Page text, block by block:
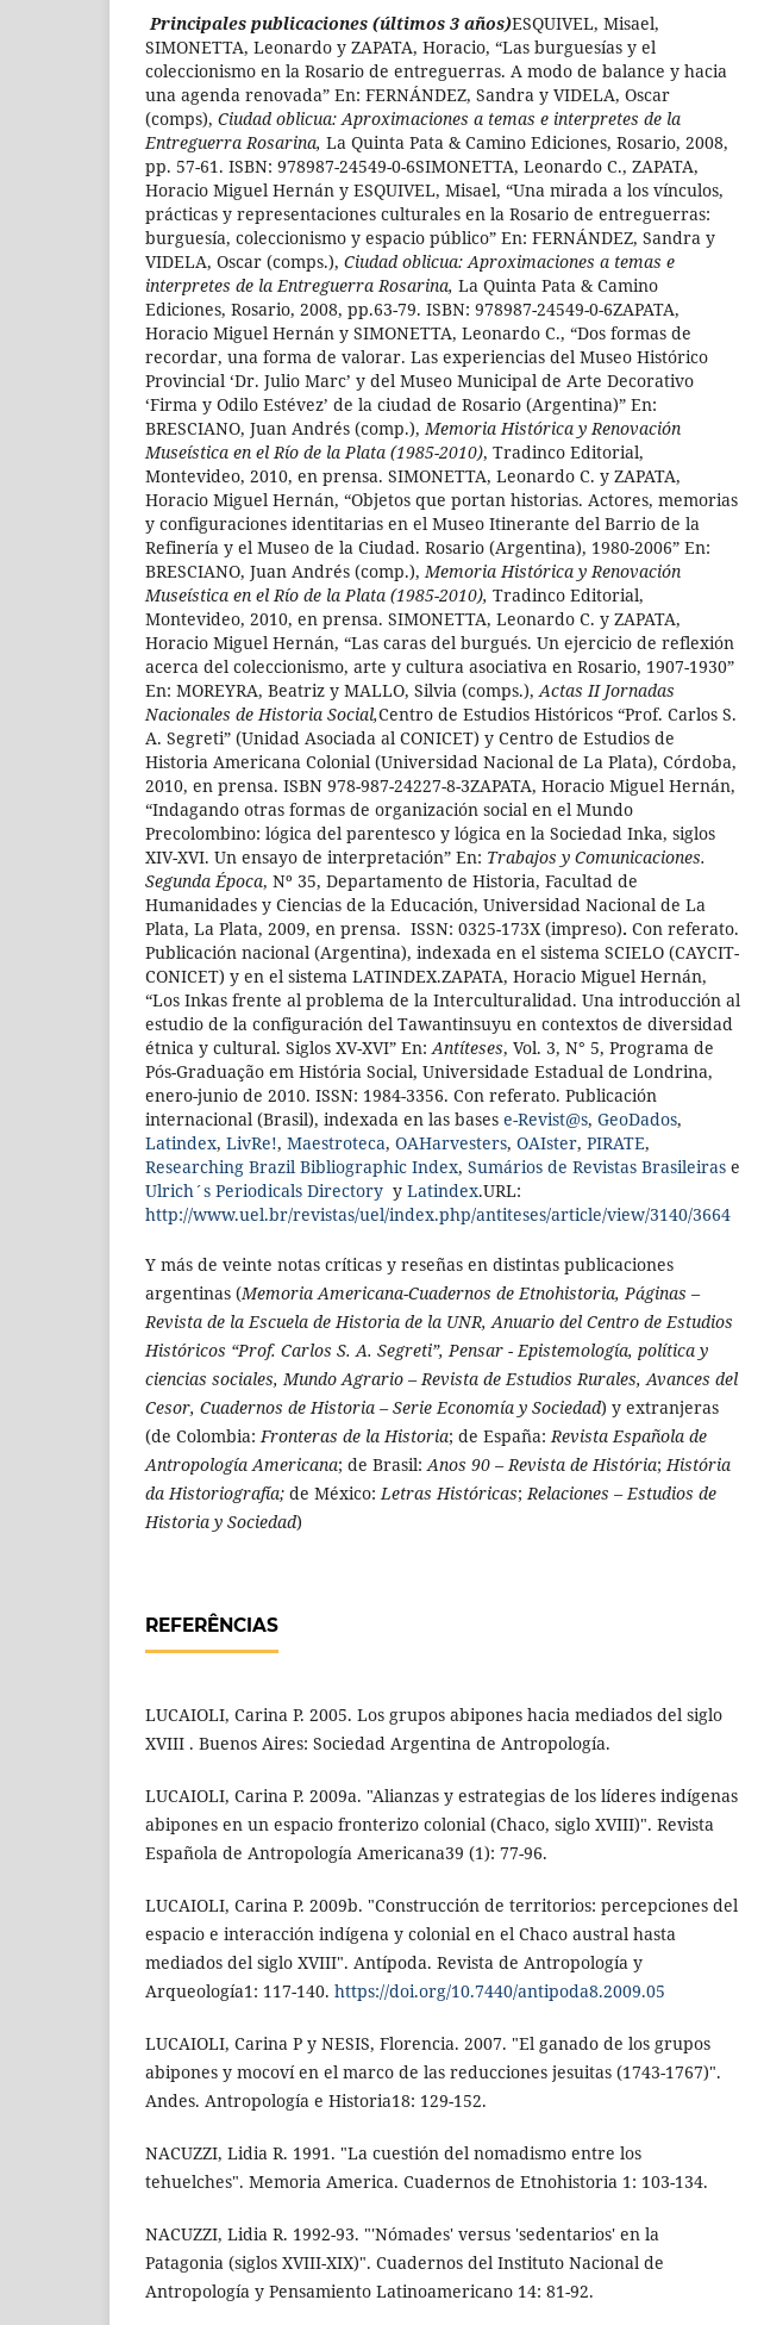
Principales publicaciones (últimos 3 años)ESQUIVEL, Misael,
SIMONETTA, Leonardo y ZAPATA, Horacio, “Las burguesías y el
coleccionismo en la Rosario de entreguerras. A modo de balance y hacia
una agenda renovada” En: FERNÁNDEZ, Sandra y VIDELA, Oscar
(comps), Ciudad oblicua: Aproximaciones a temas e interpretes de la
Entreguerra Rosarina, La Quinta Pata & Camino Ediciones, Rosario, 2008,
pp. 57-61. ISBN: 978987-24549-0-6SIMONETTA, Leonardo C., ZAPATA,
Horacio Miguel Hernán y ESQUIVEL, Misael, “Una mirada a los vínculos,
prácticas y representaciones culturales en la Rosario de entreguerras:
burguesía, coleccionismo y espacio público” En: FERNÁNDEZ, Sandra y
VIDELA, Oscar (comps.), Ciudad oblicua: Aproximaciones a temas e
interpretes de la Entreguerra Rosarina, La Quinta Pata & Camino
Ediciones, Rosario, 2008, pp.63-79. ISBN: 978987-24549-0-6ZAPATA,
Horacio Miguel Hernán y SIMONETTA, Leonardo C., “Dos formas de
recordar, una forma de valorar. Las experiencias del Museo Histórico
Provincial ‘Dr. Julio Marc’ y del Museo Municipal de Arte Decorativo
‘Firma y Odilo Estévez’ de la ciudad de Rosario (Argentina)” En:
BRESCIANO, Juan Andrés (comp.),Memoria Histórica y Renovación
Museística en el Río de la Plata (1985-2010), Tradinco Editorial,
Montevideo, 2010, en prensa. SIMONETTA, Leonardo C. y ZAPATA,
Horacio Miguel Hernán, “Objetos que portan historias. Actores, memorias
y configuraciones identitarias en el Museo Itinerante del Barrio de la
Refinería y el Museo de la Ciudad. Rosario (Argentina), 1980-2006” En:
BRESCIANO, Juan Andrés (comp.),Memoria Histórica y Renovación
Museística en el Río de la Plata (1985-2010), Tradinco Editorial,
Montevideo, 2010, en prensa. SIMONETTA, Leonardo C. y ZAPATA,
Horacio Miguel Hernán, “Las caras del burgués. Un ejercicio de reflexión
acerca del coleccionismo, arte y cultura asociativa en Rosario, 1907-1930”
En: MOREYRA, Beatriz y MALLO, Silvia (comps.),Actas II Jornadas
Nacionales de Historia Social,Centro de Estudios Históricos “Prof. Carlos S.
A. Segreti” (Unidad Asociada al CONICET) y Centro de Estudios de
Historia Americana Colonial (Universidad Nacional de La Plata), Córdoba,
2010, en prensa. ISBN 978-987-24227-8-3ZAPATA, Horacio Miguel Hernán,
“Indagando otras formas de organización social en el Mundo
Precolombino: lógica del parentesco y lógica en la Sociedad Inka, siglos
XIV-XVI. Un ensayo de interpretación” En: Trabajos y Comunicaciones.
Segunda Época, Nº 35, Departamento de Historia, Facultad de
Humanidades y Ciencias de la Educación, Universidad Nacional de La
Plata, La Plata, 2009, en prensa. ISSN: 0325-173X (impreso). Con referato.
Publicación nacional (Argentina), indexada en el sistema SCIELO (CAYCIT-
CONICET) y en el sistema LATINDEX.ZAPATA, Horacio Miguel Hernán,
“Los Inkas frente al problema de la Interculturalidad. Una introducción al
estudio de la configuración del Tawantinsuyu en contextos de diversidad
étnica y cultural. Siglos XV-XVI” En:Antíteses, Vol. 3, N° 5, Programa de
Pós-Graduação em História Social, Universidade Estadual de Londrina,
enero-junio de 2010. ISSN: 1984-3356. Con referato. Publicación
internacional (Brasil), indexada en las bases e-Revist@s, GeoDados,
Latindex, LivRe!, Maestroteca, OAHarvesters, OAIster, PIRATE,
Researching Brazil Bibliographic Index, Sumários de Revistas Brasileiras e
Ulrich´s Periodicals Directory y Latindex.URL:
http://www.uel.br/revistas/uel/index.php/antiteses/article/view/3140/3664
Y más de veinte notas críticas y reseñas en distintas publicaciones
argentinas (Memoria Americana-Cuadernos de Etnohistoria, Páginas –
Revista de la Escuela de Historia de la UNR, Anuario del Centro de Estudios
Históricos “Prof. Carlos S. A. Segreti”, Pensar - Epistemología, política y
ciencias sociales, Mundo Agrario – Revista de Estudios Rurales, Avances del
Cesor, Cuadernos de Historia – Serie Economía y Sociedad) y extranjeras
(de Colombia:Fronteras de la Historia; de España: Revista Española de
Antropología Americana; de Brasil: Anos 90 – Revista de História; História
da Historiografía; de México: Letras Históricas; Relaciones – Estudios de
Historia y Sociedad)
REFERÊNCIAS
LUCAIOLI, Carina P. 2005. Los grupos abipones hacia mediados del siglo
XVIII . Buenos Aires: Sociedad Argentina de Antropología.
LUCAIOLI, Carina P. 2009a. "Alianzas y estrategias de los líderes indígenas
abipones en un espacio fronterizo colonial (Chaco, siglo XVIII)". Revista
Española de Antropología Americana39 (1): 77-96.
LUCAIOLI, Carina P. 2009b. "Construcción de territorios: percepciones del
espacio e interacción indígena y colonial en el Chaco austral hasta
mediados del siglo XVIII". Antípoda. Revista de Antropología y
Arqueología1: 117-140. https://doi.org/10.7440/antipoda8.2009.05
LUCAIOLI, Carina P y NESIS, Florencia. 2007. "El ganado de los grupos
abipones y mocoví en el marco de las reducciones jesuitas (1743-1767)".
Andes. Antropología e Historia18: 129-152.
NACUZZI, Lidia R. 1991. "La cuestión del nomadismo entre los
tehuelches". Memoria America. Cuadernos de Etnohistoria 1: 103-134.
NACUZZI, Lidia R. 1992-93. "'Nómades' versus 'sedentarios' en la
Patagonia (siglos XVIII-XIX)". Cuadernos del Instituto Nacional de
Antropología y Pensamiento Latinoamericano 14: 81-92.